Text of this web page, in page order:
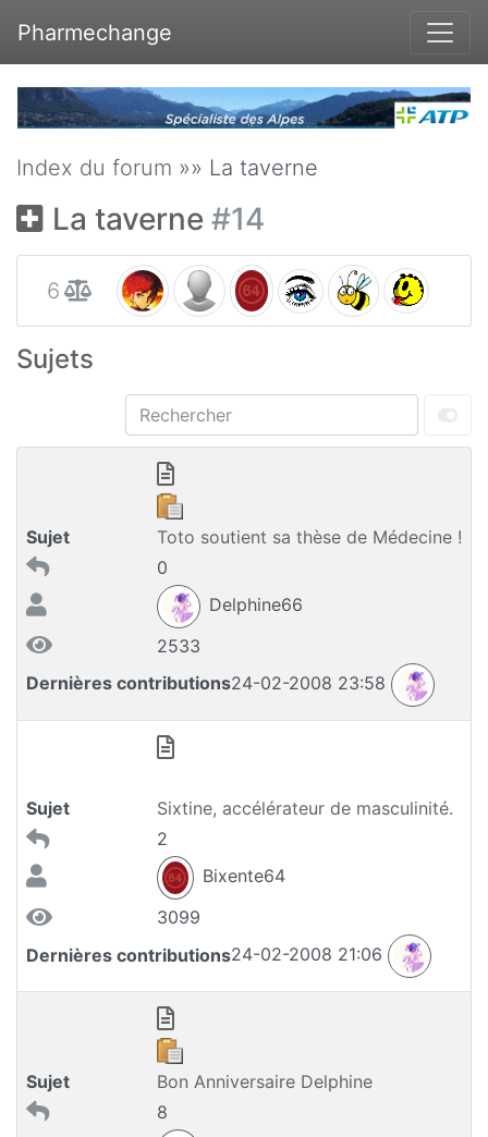
Pharmechange
Index du forum »» La taverne
La taverne #14
6
Sujets
Sujet
Toto soutient sa thèse de Médecine !
0
Delphine66
2533
Dernières contributions24-02-2008 23:58
Sujet
Sixtine, accélérateur de masculinité.
2
Bixente64
3099
Dernières contributions24-02-2008 21:06
Sujet
Bon Anniversaire Delphine
8